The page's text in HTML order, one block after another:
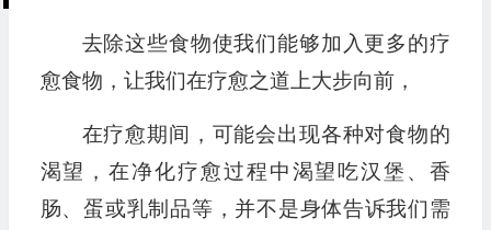
去除这些食物使我们能够加入更多的疗
愈食物，让我们在疗愈之道上大步向前，
在疗愈期间，可能会出现各种对食物的
渴望，在净化疗愈过程中渴望吃汉堡、香
肠、蛋或乳制品等，并不是身体告诉我们需